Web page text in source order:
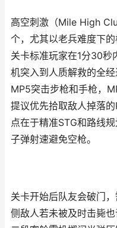
高空刺激（Mile High
个，尤其以老兵难度下
关卡标准玩家在1分30秒
机突入到人质解救的全
MP5突击步枪和手枪，
提议优先拾取敌人掉落
点在于精准STG和路线
子弹射速避免空枪。
关卡开始后队友会破门
侧敌人若未被及时击毙